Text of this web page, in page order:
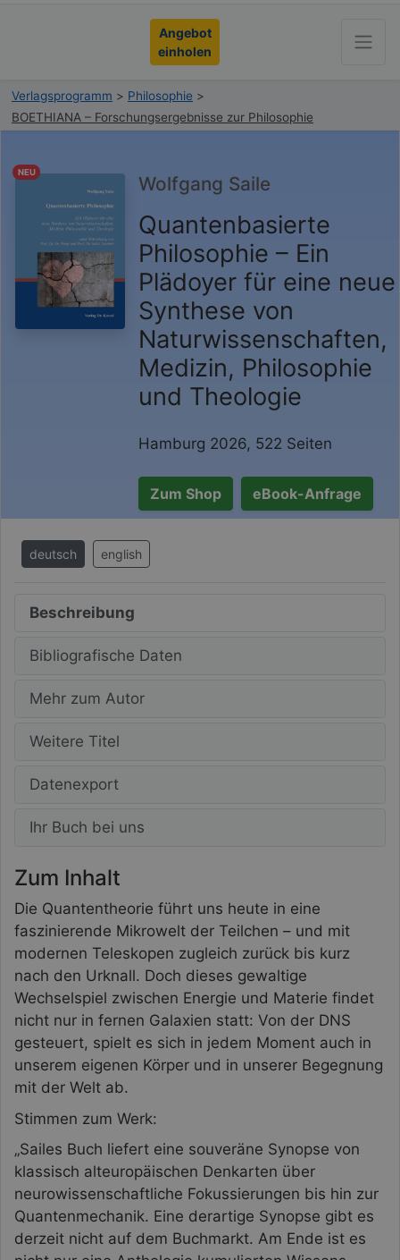
Angebot
einholen
Verlagsprogramm > Philosophie >
BOETHIANA – Forschungsergebnisse zur Philosophie
NEU
Wolfgang Saile
Quantenbasierte
Philosophie – Ein
Plädoyer für eine neue
Synthese von
Naturwissenschaften,
Medizin, Philosophie
und Theologie
Hamburg 2026, 522 Seiten
Zum Shop eBook-Anfrage
deutsch english
Beschreibung
Bibliografische Daten
Mehr zum Autor
Weitere Titel
Datenexport
Ihr Buch bei uns
Zum Inhalt
Die Quantentheorie führt uns heute in eine
faszinierende Mikrowelt der Teilchen – und mit
modernen Teleskopen zugleich zurück bis kurz
nach den Urknall. Doch dieses gewaltige
Wechselspiel zwischen Energie und Materie findet
nicht nur in fernen Galaxien statt: Von der DNS
gesteuert, spielt es sich in jedem Moment auch in
unserem eigenen Körper und in unserer Begegnung
mit der Welt ab.
Stimmen zum Werk:
„Sailes Buch liefert eine souveräne Synopse von
klassisch alteuropäischen Denkarten über
neurowissenschaftliche Fokussierungen bis hin zur
Quantenmechanik. Eine derartige Synopse gibt es
derzeit nicht auf dem Buchmarkt. Am Ende ist es